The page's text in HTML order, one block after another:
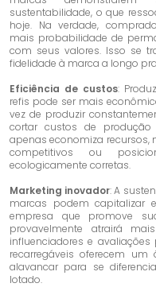
sustentabilidade, o que
hoje. Na verdade,
mais probabilidade de
com seus valores. Isso se
fidelidade à marca a longo
Eficiência de custos:
refis pode ser mais
vez de produzir
cortar custos de
apenas economiza
competitivos ou
ecologicamente corretas.
Marketing inovador: A
marcas podem capitalizar
empresa que promove
provavelmente atrairá
influenciadores e
recarregáveis ​​oferecem
alavancar para se
lotado.